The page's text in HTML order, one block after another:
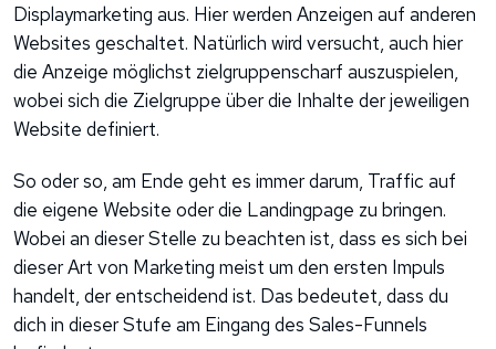
Displaymarketing aus. Hier werden Anzeigen auf anderen
Websites geschaltet. Natürlich wird versucht, auch hier
die Anzeige möglichst zielgruppenscharf auszuspielen,
wobei sich die Zielgruppe über die Inhalte der jeweiligen
Website definiert.
So oder so, am Ende geht es immer darum, Traffic auf
die eigene Website oder die Landingpage zu bringen.
Wobei an dieser Stelle zu beachten ist, dass es sich bei
dieser Art von Marketing meist um den ersten Impuls
handelt, der entscheidend ist. Das bedeutet, dass du
dich in dieser Stufe am Eingang des Sales-Funnels